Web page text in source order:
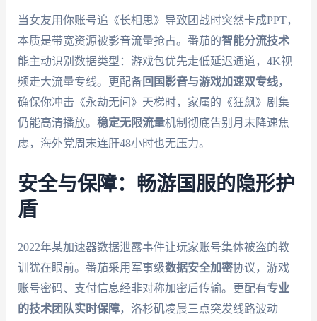
当女友用你账号追《长相思》导致团战时突然卡成PPT，
本质是带宽资源被影音流量抢占。番茄的智能分流技术
能主动识别数据类型：游戏包优先走低延迟通道，4K视
频走大流量专线。更配备回国影音与游戏加速双专线，
确保你冲击《永劫无间》天梯时，家属的《狂飙》剧集
仍能高清播放。 稳定无限流量机制彻底告别月末降速焦
虑，海外党周末连肝48小时也无压力。
安全与保障：畅游国服的隐形护
盾
2022年某加速器数据泄露事件让玩家账号集体被盗的教
训犹在眼前。番茄采用军事级数据安全加密协议，游戏
账号密码、支付信息经非对称加密后传输。更配有专业
的技术团队实时保障，洛杉矶凌晨三点突发线路波动